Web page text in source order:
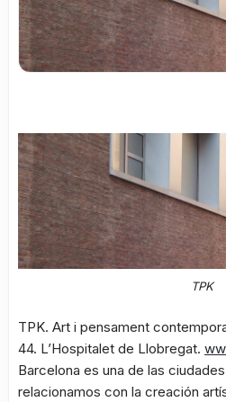
TPK
TPK. Art i pensament
44. L’Hospitalet de Llobregat.
Barcelona es una de las
relacionamos con la creación